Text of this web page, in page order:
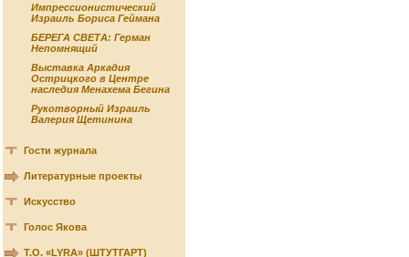
Импрессионистический
Израиль Бориса Геймана
БЕРЕГА СВЕТА: Герман
Непомнящий
Выставка Аркадия
Острицкого в Центре
наследия Менахема Бегина
Рукотворный Израиль
Валерия Щетинина
Гости журнала
Литературные проекты
Искусство
Голос Якова
Т.О. «LYRA» (ШТУТГАРТ)